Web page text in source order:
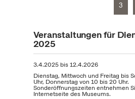
3
Veranstaltungen für
2025
3.4.2025bis12.4.2026
Dienstag, Mittwoch und Freitag bis
Uhr, Donnerstag von 10 bis 20 Uhr.
Sonderöffnungszeiten entnehmen
Internetseite des Museums.